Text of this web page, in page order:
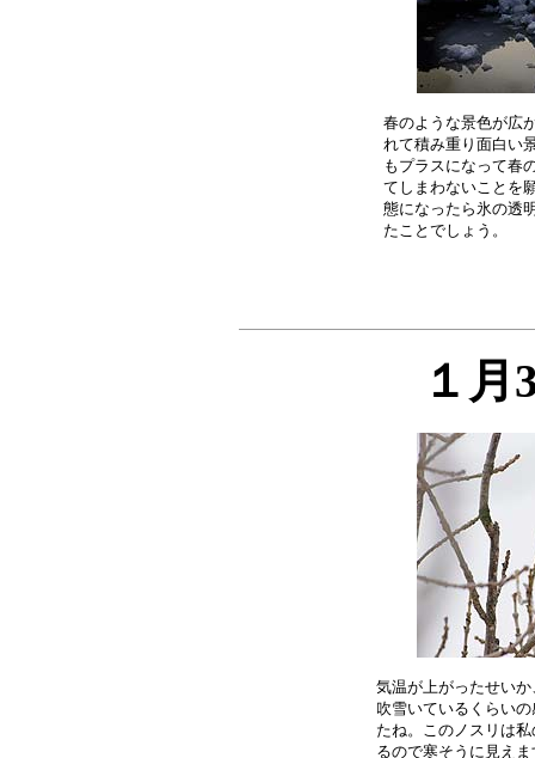
春のような景色が広
れて積み重り面白い
もプラスになって春
てしまわないことを
態になったら氷の透
１月
気温が上がったせい
吹雪いているくらい
たね。このノスリは
るので寒そうに見え